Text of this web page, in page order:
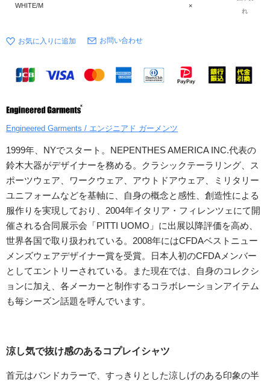
WHITE/M ×
れ
お問い合わせ
Engineered Garments / エンジニアド ガーメンツ
1999年、NYでスタート。NEPENTHES AMERICA INC.代表の
鈴木大器がデザイナーを務める。クラシックテーラリング、ス
ポーツウェア、ワークウェア、アウトドアウェア、ミリタリー
ユニフォームなどを基軸に、自身の概念と感性、創造性による
服作りを実現しており、2004年イタリア・フィレンツェにて開
催される合同展示会「PITTI UOMO」に出展以降評価を高め、
世界各国で取り扱われている。2008年にはCFDAベストニュー
メンズウェアデザイナー賞を受賞。日本人初のCFDAメンバー
としてエントリーされている。また現在では、自身のコレクシ
ョンに加え、各メーカーと制作するコラボレーションアイテム
も毎シーズン話題を呼んでいます。
涼し気で抜け感のあるコプレイシャツ
首元はバンドカラーで、すっきりとした涼しげのある印象の半